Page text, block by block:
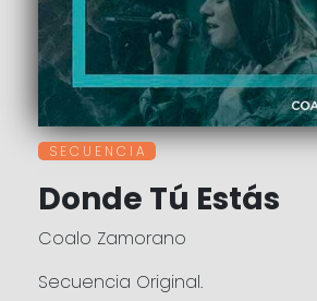
S E C U E N C I A
Donde Tú Estás
Coalo Zamorano
Secuencia Original.